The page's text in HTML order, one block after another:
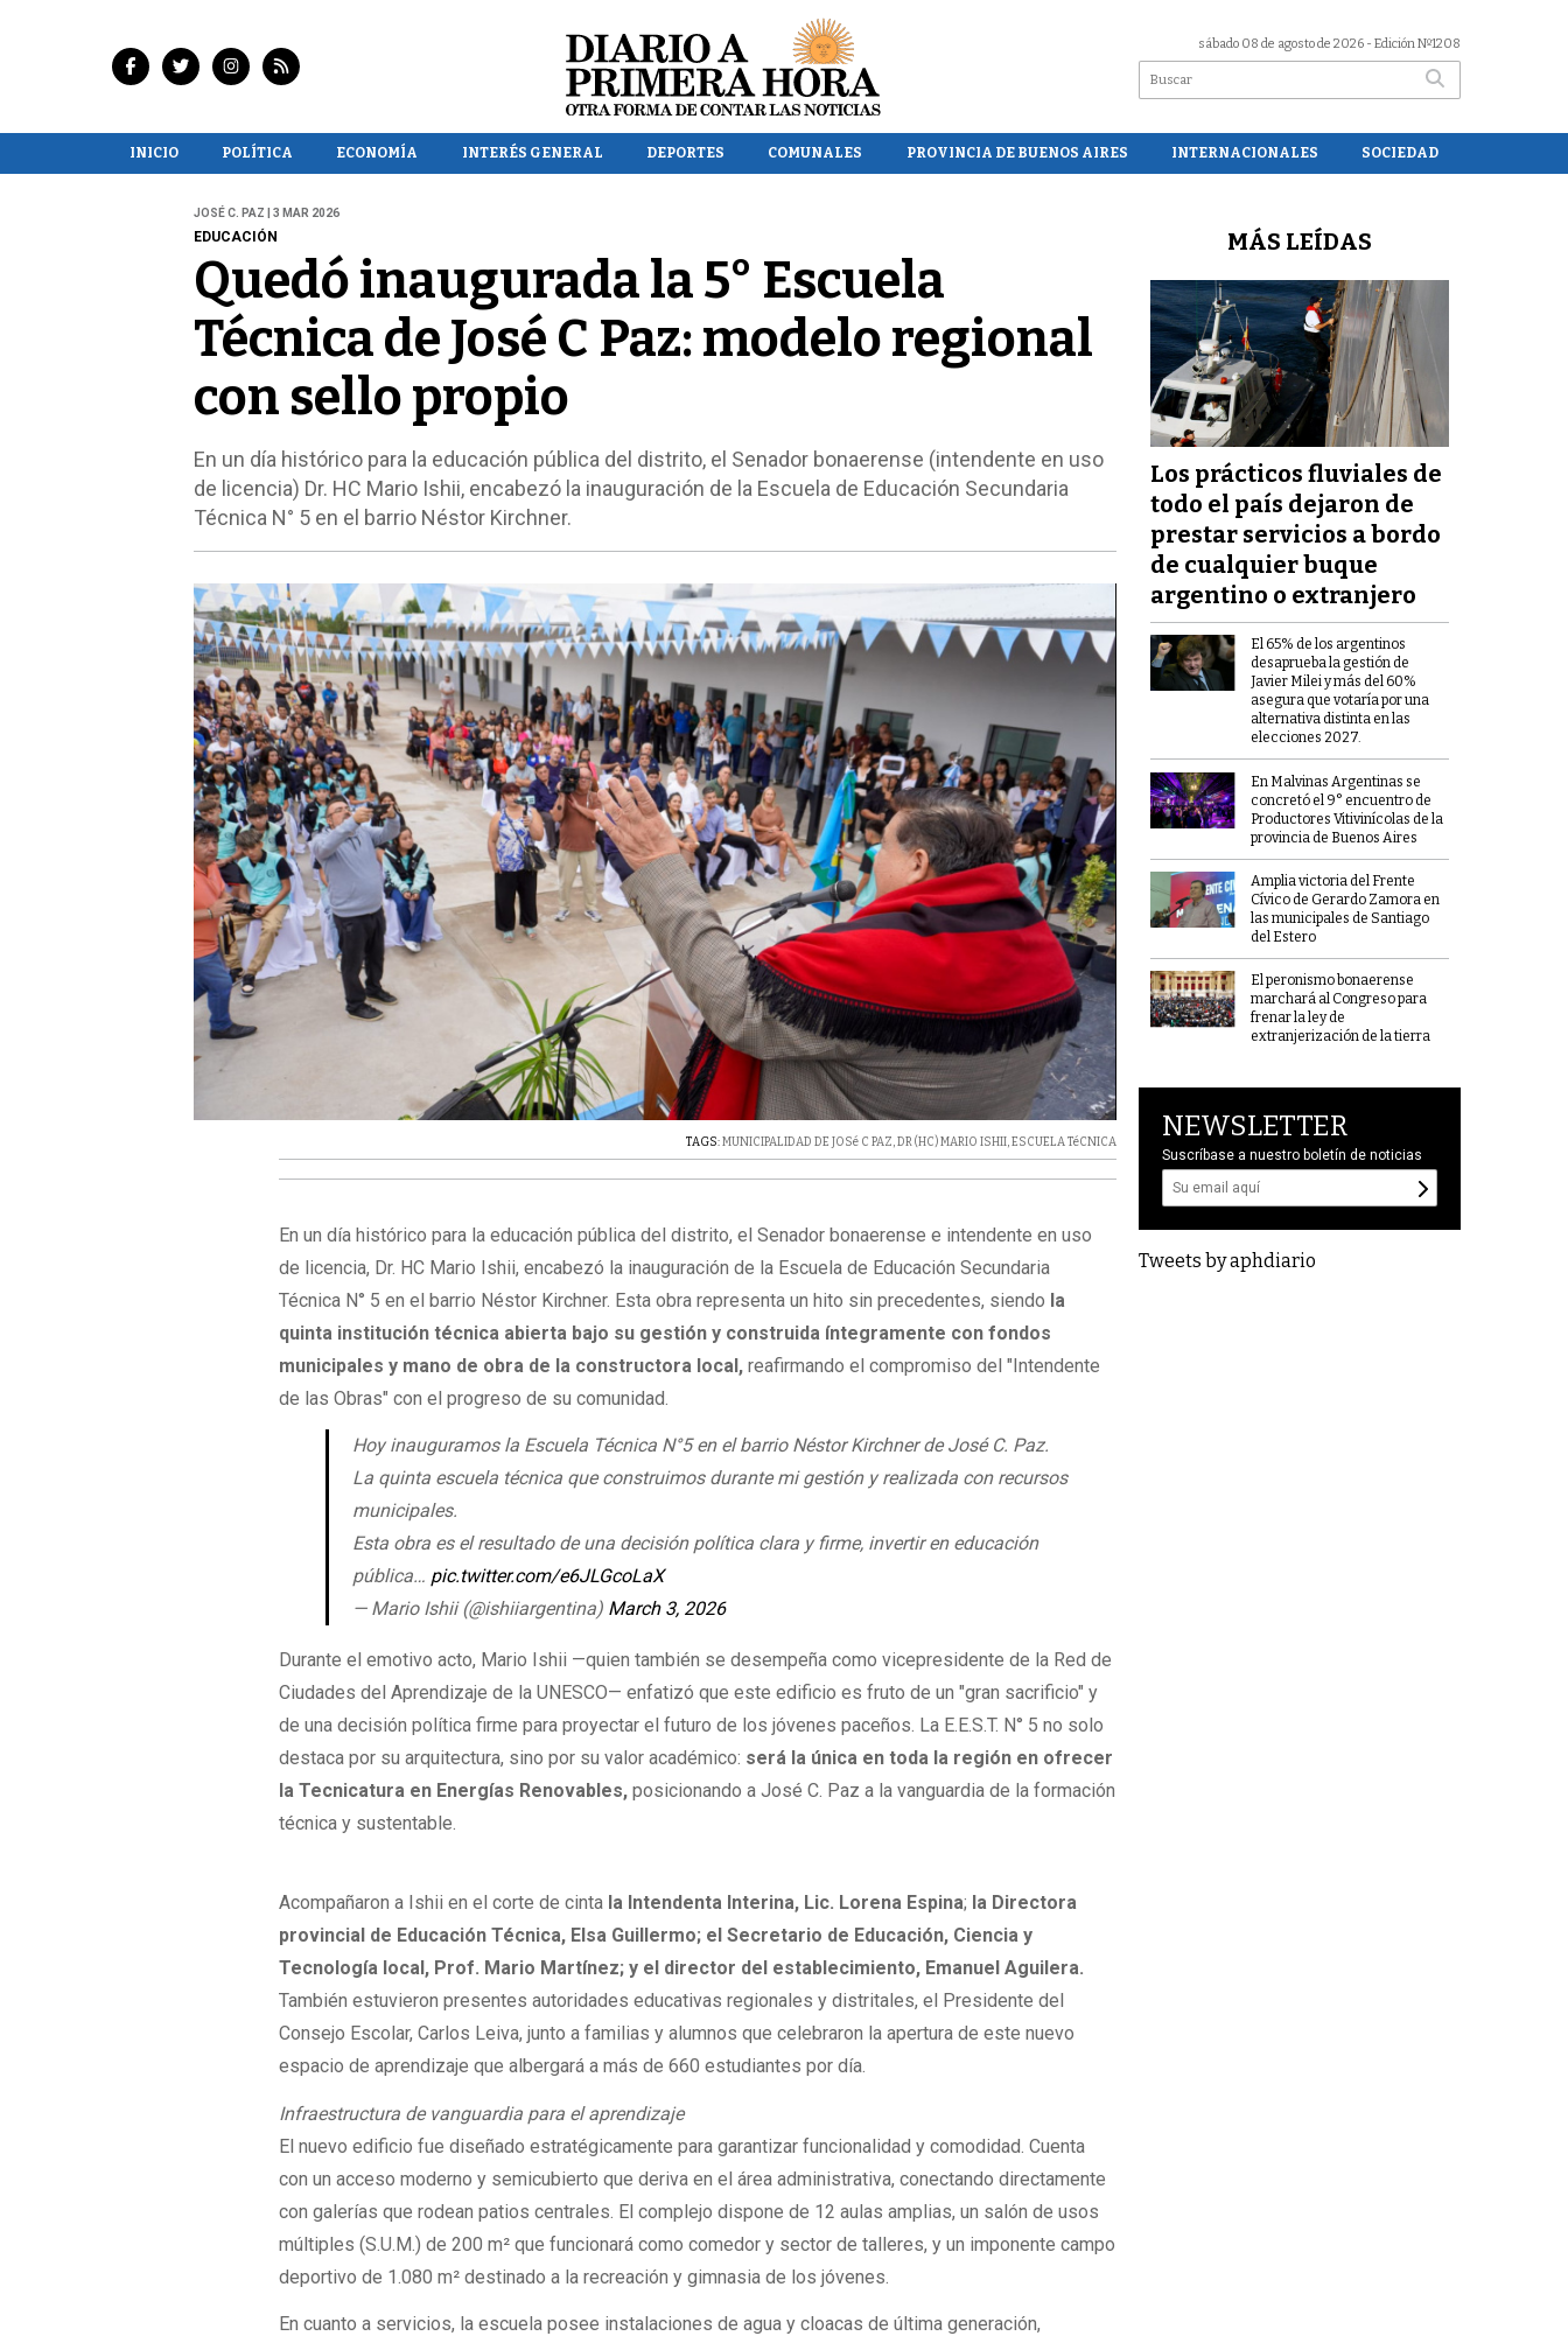
sábado 08 de agosto de 2026 - Edición Nº1208
INICIO POLÍTICA ECONOMÍA INTERÉS GENERAL DEPORTES COMUNALES PROVINCIA DE BUENOS AIRES INTERNACIONALES SOCIEDAD
JOSÉ C. PAZ | 3 MAR 2026
EDUCACIÓN
Quedó inaugurada la 5° Escuela
Técnica de José C Paz: modelo regional
con sello propio
En un día histórico para la educación pública del distrito, el Senador bonaerense (intendente en uso
de licencia) Dr. HC Mario Ishii, encabezó la inauguración de la Escuela de Educación Secundaria
Técnica N° 5 en el barrio Néstor Kirchner.
TAGS:MUNICIPALIDAD DE JOSé C PAZ,DR (HC) MARIO ISHII,ESCUELA TéCNICA
En un día histórico para la educación pública del distrito, el Senador bonaerense e intendente en uso
de licencia, Dr. HC Mario Ishii, encabezó la inauguración de la Escuela de Educación Secundaria
Técnica N° 5 en el barrio Néstor Kirchner. Esta obra representa un hito sin precedentes, siendo la
quinta institución técnica abierta bajo su gestión y construida íntegramente con fondos
municipales y mano de obra de la constructora local, reafirmando el compromiso del "Intendente
de las Obras" con el progreso de su comunidad.
Hoy inauguramos la Escuela Técnica N°5 en el barrio Néstor Kirchner de José C. Paz.
La quinta escuela técnica que construimos durante mi gestión y realizada con recursos
municipales.
Esta obra es el resultado de una decisión política clara y firme, invertir en educación
pública… pic.twitter.com/e6JLGcoLaX
— Mario Ishii (@ishiiargentina) March 3, 2026
Durante el emotivo acto, Mario Ishii —quien también se desempeña como vicepresidente de la Red de
Ciudades del Aprendizaje de la UNESCO— enfatizó que este edificio es fruto de un "gran sacrificio" y
de una decisión política firme para proyectar el futuro de los jóvenes paceños. La E.E.S.T. N° 5 no solo
destaca por su arquitectura, sino por su valor académico: será la única en toda la región en ofrecer
la Tecnicatura en Energías Renovables,posicionando a José C. Paz a la vanguardia de la formación
técnica y sustentable.
Acompañaron a Ishii en el corte de cinta la Intendenta Interina, Lic. Lorena Espina; la Directora
provincial de Educación Técnica, Elsa Guillermo; el Secretario de Educación, Ciencia y
Tecnología local, Prof. Mario Martínez; y el director del establecimiento, Emanuel Aguilera.
También estuvieron presentes autoridades educativas regionales y distritales, el Presidente del
Consejo Escolar, Carlos Leiva, junto a familias y alumnos que celebraron la apertura de este nuevo
espacio de aprendizaje que albergará a más de 660 estudiantes por día.
Infraestructura de vanguardia para el aprendizaje
El nuevo edificio fue diseñado estratégicamente para garantizar funcionalidad y comodidad. Cuenta
con un acceso moderno y semicubierto que deriva en el área administrativa, conectando directamente
con galerías que rodean patios centrales. El complejo dispone de 12 aulas amplias, un salón de usos
múltiples (S.U.M.) de 200 m² que funcionará como comedor y sector de talleres, y un imponente campo
deportivo de 1.080 m² destinado a la recreación y gimnasia de los jóvenes.
En cuanto a servicios, la escuela posee instalaciones de agua y cloacas de última generación,
MÁS LEÍDAS
Los prácticos fluviales de
todo el país dejaron de
prestar servicios a bordo
de cualquier buque
argentino o extranjero
El 65% de los argentinos
desaprueba la gestión de
Javier Milei y más del 60%
asegura que votaría por una
alternativa distinta en las
elecciones 2027.
En Malvinas Argentinas se
concretó el 9° encuentro de
Productores Vitivinícolas de la
provincia de Buenos Aires
Amplia victoria del Frente
Cívico de Gerardo Zamora en
las municipales de Santiago
del Estero
El peronismo bonaerense
marchará al Congreso para
frenar la ley de
extranjerización de la tierra
NEWSLETTER
Suscríbase a nuestro boletín de noticias
Tweets by aphdiario